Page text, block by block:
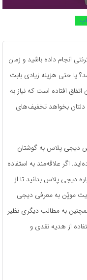
انجام داده باشید و زمان
یا حتی هزینه زیادی بابت
افتاده است که نیاز به
دلتان بخواهد تخفیف‌های
دیجی پلاس به گوشتان
اگر علاقه‌مند به استفاده
دیجی پلاس بدانید تا از
سایت موپُن به معرفی دیجی
به مطالب دیگری نظیر
از هدیه نقدی و